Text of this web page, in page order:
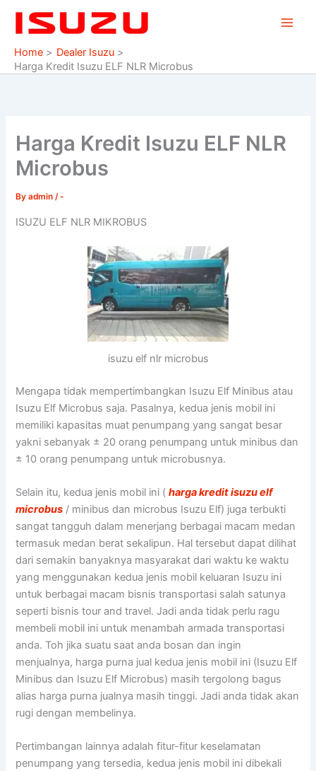
Home
Dealer Isuzu
Harga Kredit Isuzu ELF NLR Microbus
Harga Kredit Isuzu ELF NLR
Microbus
Byadmin /-
ISUZU ELF NLR MIKROBUS
isuzu elf nlr microbus
Mengapa tidak mempertimbangkan Isuzu Elf Minibus atau
Isuzu Elf Microbus saja. Pasalnya, kedua jenis mobil ini
memiliki kapasitas muat penumpang yang sangat besar
yakni sebanyak ± 20 orang penumpang untuk minibus dan
± 10 orang penumpang untuk microbusnya.
Selain itu, kedua jenis mobil ini (harga kredit isuzu elf
microbus / minibus dan microbus Isuzu Elf) juga terbukti
sangat tangguh dalam menerjang berbagai macam medan
termasuk medan berat sekalipun. Hal tersebut dapat dilihat
dari semakin banyaknya masyarakat dari waktu ke waktu
yang menggunakan kedua jenis mobil keluaran Isuzu ini
untuk berbagai macam bisnis transportasi salah satunya
seperti bisnis tour and travel. Jadi anda tidak perlu ragu
membeli mobil ini untuk menambah armada transportasi
anda. Toh jika suatu saat anda bosan dan ingin
menjualnya, harga purna jual kedua jenis mobil ini (Isuzu Elf
Minibus dan Isuzu Elf Microbus) masih tergolong bagus
alias harga purna jualnya masih tinggi. Jadi anda tidak akan
rugi dengan membelinya.
Pertimbangan lainnya adalah fitur-fitur keselamatan
penumpang yang tersedia, kedua jenis mobil ini dibekali